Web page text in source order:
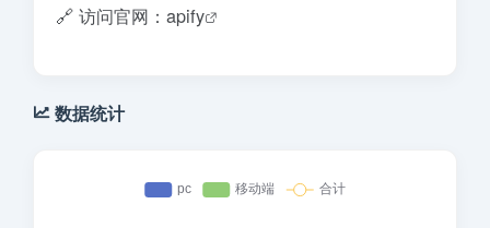
🔗 访问官网：apify
数据统计